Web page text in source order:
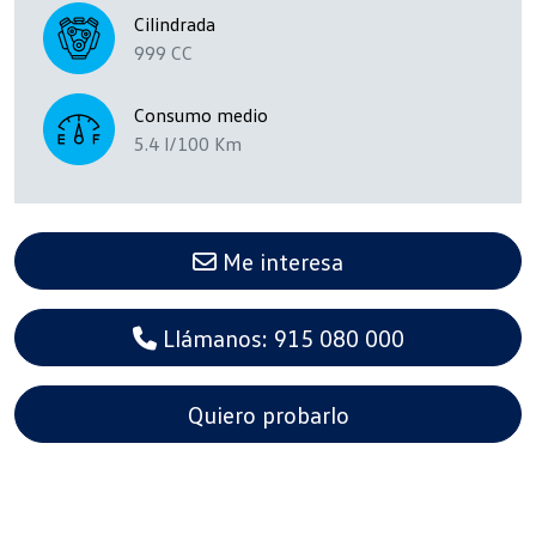
Cilindrada
999 CC
Consumo medio
5.4 l/100 Km
Me interesa
Llámanos: 915 080 000
Quiero probarlo